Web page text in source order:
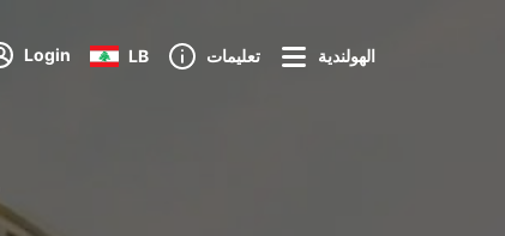
Login LB تعليمات الهولندية